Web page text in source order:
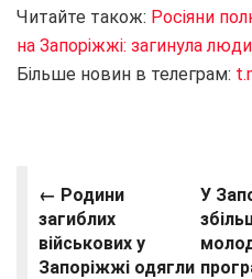
Читайте також: Росіяни
на Запоріжжі: загинула
Більше новин в телеграм:
← Родини
загиблих
військових у
Запоріжжі одягли
У